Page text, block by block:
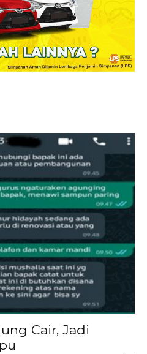
Cair, Jadi